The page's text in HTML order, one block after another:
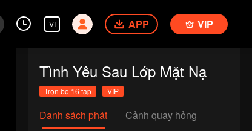
VI APP VIP
Tình Yêu Sau Lớp Mặt Nạ
Trọn bộ 16 tập VIP
Danh sách phát Cảnh quay hỏng